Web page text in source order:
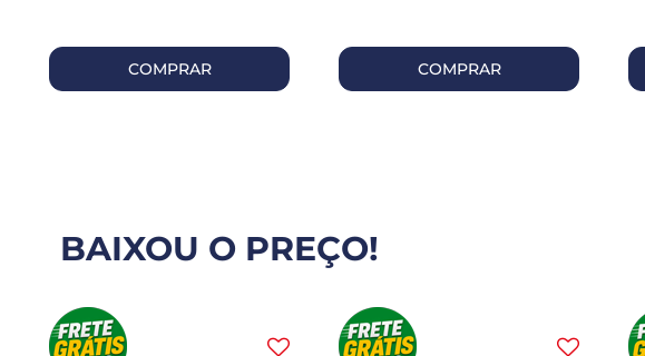
COMPRAR COMPRAR
BAIXOU O PREÇO!